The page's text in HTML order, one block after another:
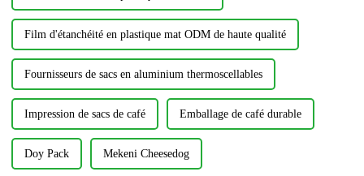
Film d'étanchéité en plastique mat ODM de haute qualité
Fournisseurs de sacs en aluminium thermoscellables
Impression de sacs de café Emballage de café durable
Doy Pack Mekeni Cheesedog